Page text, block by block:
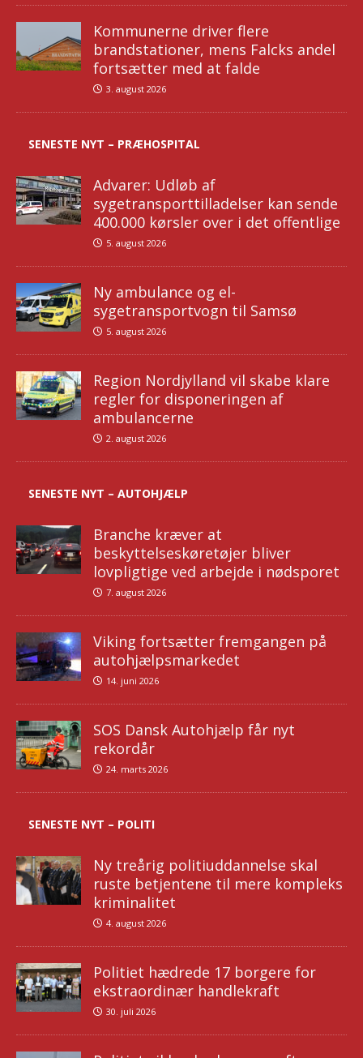
Kommunerne driver flere
brandstationer, mens Falcks andel
fortsætter med at falde
3. august 2026
SENESTE NYT – PRÆHOSPITAL
Advarer: Udløb af
sygetransporttilladelser kan sende
400.000 kørsler over i det offentlige
5. august 2026
Ny ambulance og el-
sygetransportvogn til Samsø
5. august 2026
Region Nordjylland vil skabe klare
regler for disponeringen af
ambulancerne
2. august 2026
SENESTE NYT – AUTOHJÆLP
Branche kræver at
beskyttelseskøretøjer bliver
lovpligtige ved arbejde i nødsporet
7. august 2026
Viking fortsætter fremgangen på
autohjælpsmarkedet
14. juni 2026
SOS Dansk Autohjælp får nyt
rekordår
24. marts 2026
SENESTE NYT – POLITI
Ny treårig politiuddannelse skal
ruste betjentene til mere kompleks
kriminalitet
4. august 2026
Politiet hædrede 17 borgere for
ekstraordinær handlekraft
30. juli 2026